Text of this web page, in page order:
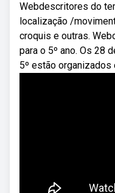
Webdescritores do
localização /
croquis e outras.
para o 5º ano. Os 28
5º estão organizados